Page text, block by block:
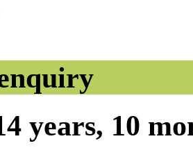
years, 10